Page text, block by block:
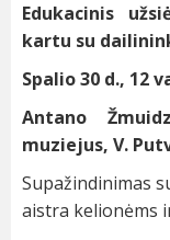
Edukacinis
kartu su
Spalio 30 d., 12
Antano
muziejus, V.
Supažindinimas
aistra kelionėms